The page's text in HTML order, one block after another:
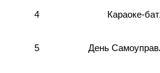
4 Караоке-
5 День